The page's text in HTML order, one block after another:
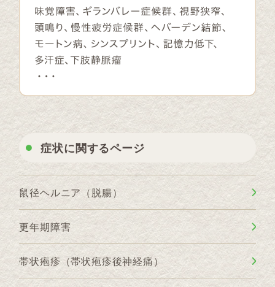
症状に関するページ
鼠径ヘルニア（脱腸）
更年期障害
帯状疱疹（帯状疱疹後神経痛）